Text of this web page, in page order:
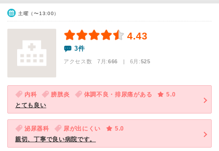
土曜（〜13:00）
4.43
3件
アクセス数 7月:666 | 6月:525
内科 膀胱炎 体調不良・排尿痛がある
5.0
とても良い
泌尿器科 尿が出にくい
5.0
親切、丁寧で良い病院です。